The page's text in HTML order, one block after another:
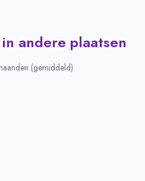
andere plaatsen
(gemiddeld)